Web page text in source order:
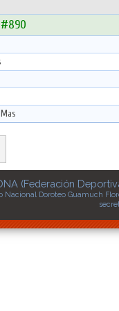
#890
(Federación
Nacional Doroteo Guamuch